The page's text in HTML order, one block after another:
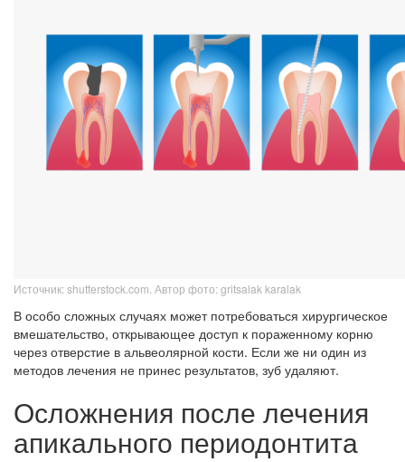
Источник: shutterstock.com. Автор фото: gritsalak karalak
В особо сложных случаях может потребоваться хирургическое
вмешательство, открывающее доступ к пораженному корню
через отверстие в альвеолярной кости. Если же ни один из
методов лечения не принес результатов, зуб удаляют.
Осложнения после лечения
апикального периодонтита